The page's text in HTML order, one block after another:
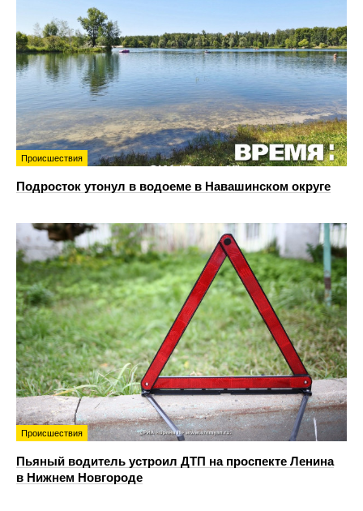
Происшествия
Подросток утонул в водоеме в Навашинском округе
Происшествия
Пьяный водитель устроил ДТП на проспекте Ленина
в Нижнем Новгороде